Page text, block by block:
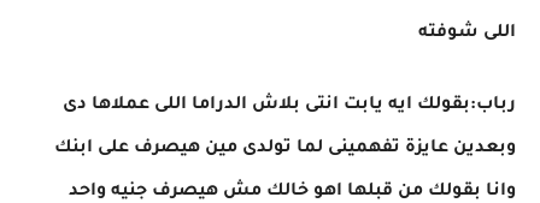
اللى شوفته
رباب:بقولك ايه يابت انتى بلاش الدراما اللى عملاها دى
وبعدين عايزة تفهمينى لما تولدى مين هيصرف على ابنك
وانا بقولك من قبلها اهو خالك مش هيصرف جنيه واحد